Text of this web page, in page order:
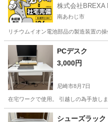
株式会社BREXA
南あわじ市
リチウムイオン電池部品の製造装置の
兵庫 南あわじ市 その他
PCデスク
3,000円
尼崎市8月7日
在宅ワークで使用。 引越しの為手放し
兵庫 尼崎市 オフィス用家具